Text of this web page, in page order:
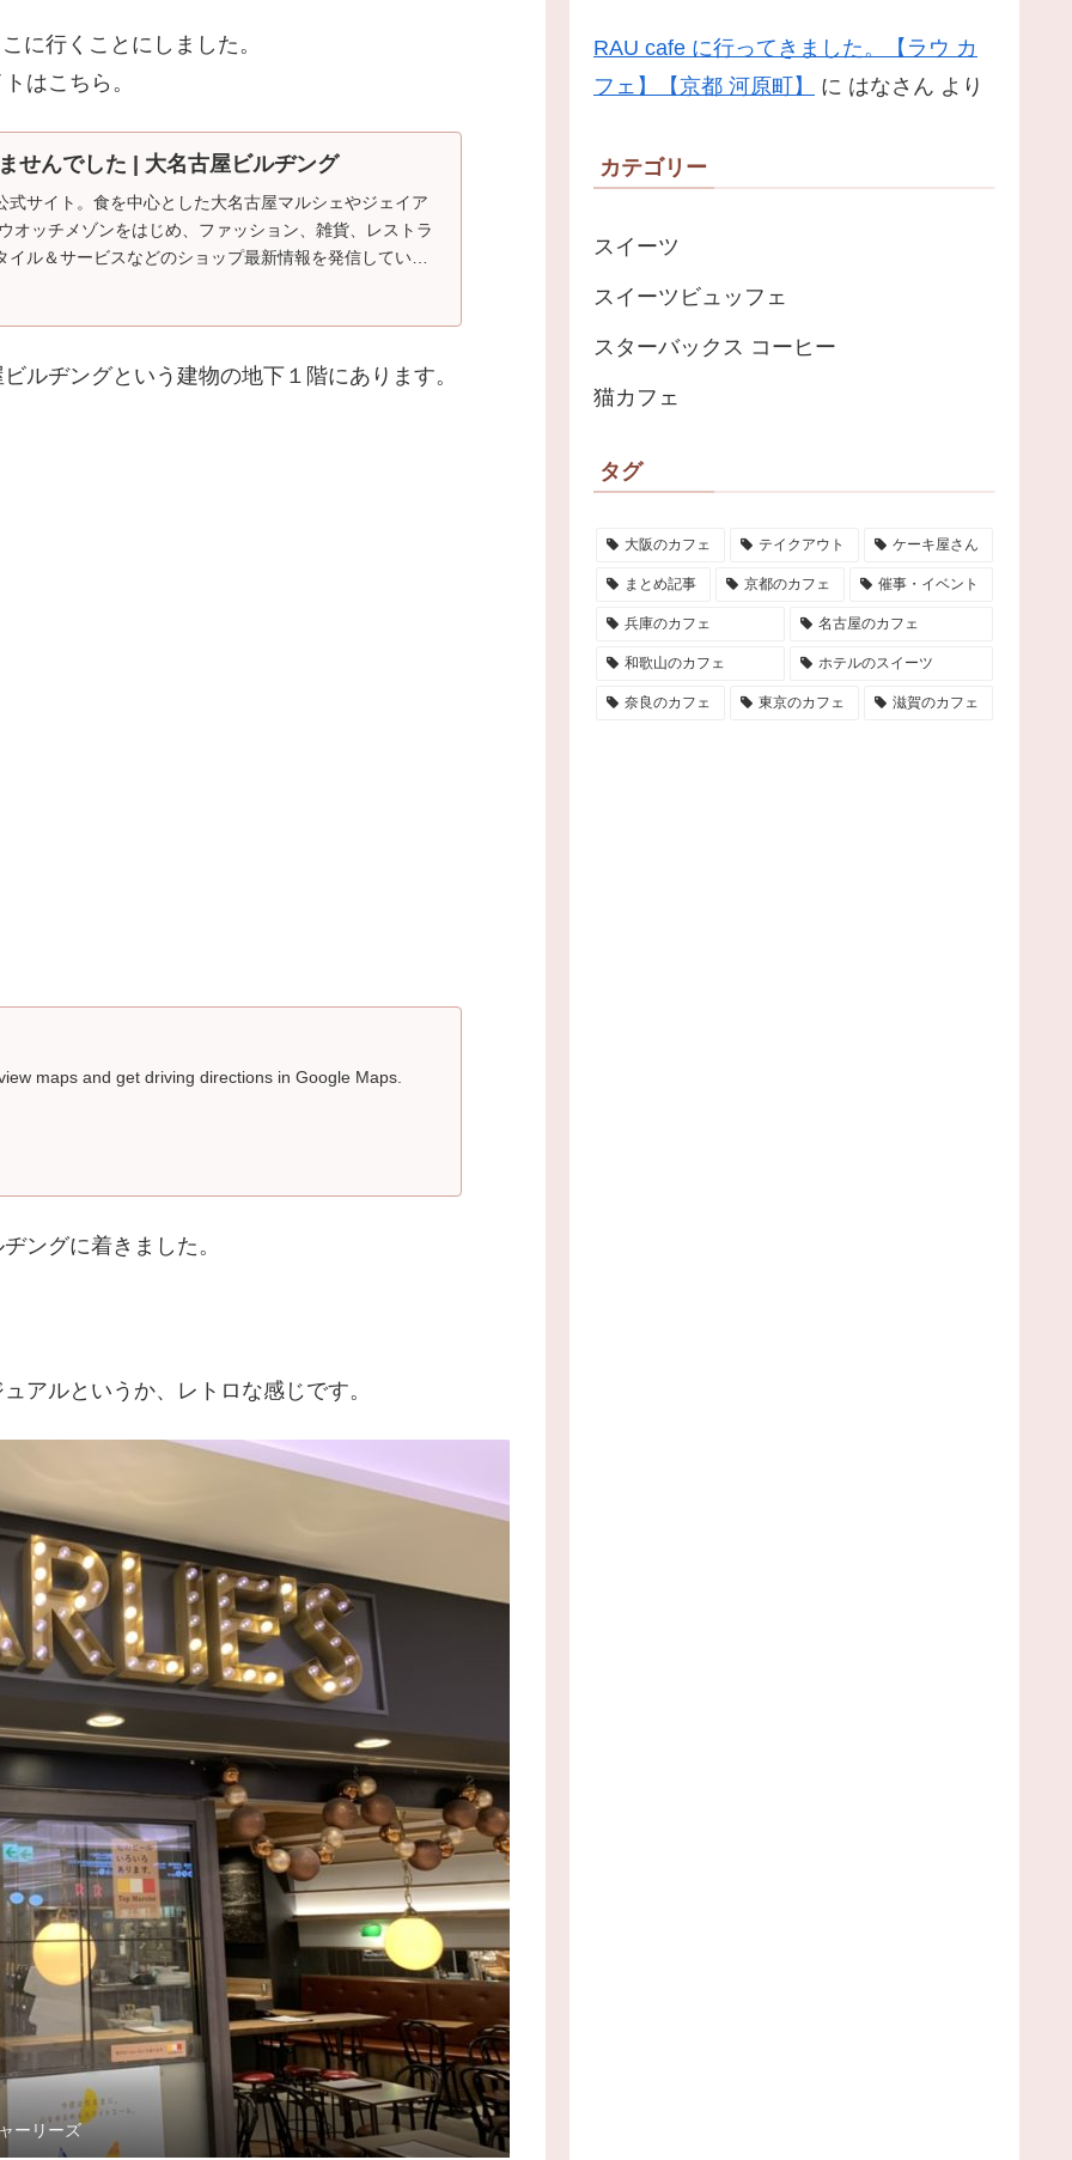
に行くことにしました。
はこちら。
せんでした | 大名古屋ビルヂング
式サイト。食を中心とした大名古屋マルシェやジェイア
オッチメゾンをはじめ、ファッション、雑貨、レストラ
ル＆サービスなどのショップ最新情報を発信していま
ルヂングという建物の地下１階にあります。
maps and get driving directions in Google Maps.
ングに着きました。
アルというか、レトロな感じです。
ーリーズ
RAU cafe に行ってきました。【ラウ カ
フェ】【京都 河原町】
に はなさん より
カテゴリー
スイーツ
スイーツビュッフェ
スターバックス コーヒー
猫カフェ
タグ
大阪のカフェ テイクアウト ケーキ屋さん
まとめ記事 京都のカフェ 催事・イベント
兵庫のカフェ 名古屋のカフェ
和歌山のカフェ ホテルのスイーツ
奈良のカフェ 東京のカフェ 滋賀のカフェ